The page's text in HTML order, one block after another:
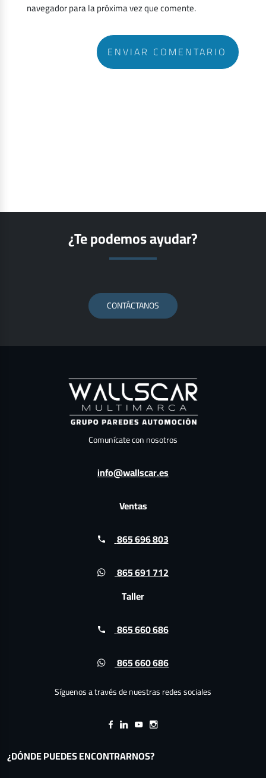
navegador para la próxima vez que comente.
ENVIAR COMENTARIO
¿Te podemos ayudar?
CONTÁCTANOS
Comunícate con nosotros
info@wallscar.es
Ventas
865 696 803
865 691 712
Taller
865 660 686
865 660 686
Síguenos a través de nuestras redes sociales
¿DÓNDE PUEDES ENCONTRARNOS?